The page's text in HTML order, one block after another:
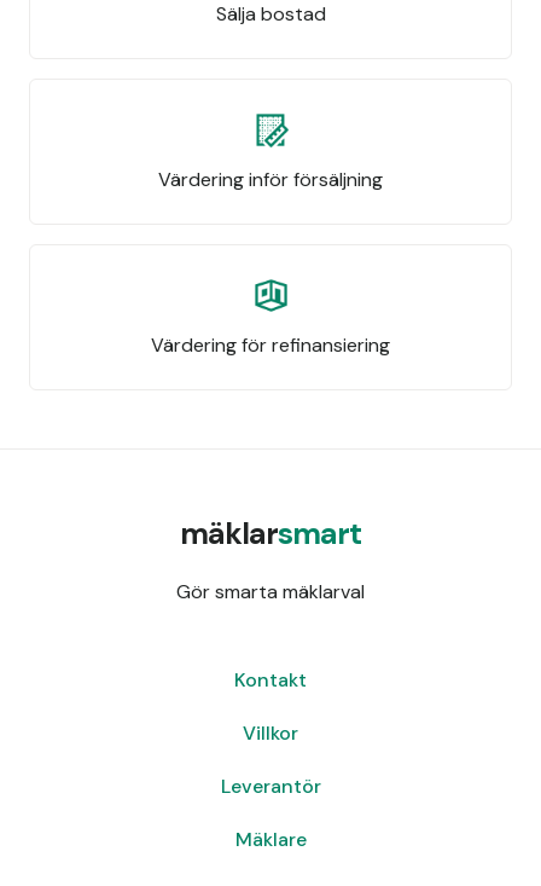
Sälja bostad
Värdering inför försäljning
Värdering för refinansiering
mäklarsmart
Gör smarta mäklarval
Kontakt
Villkor
Leverantör
Mäklare